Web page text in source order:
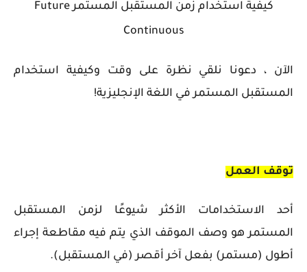
كيفية استخدام زمن المستقبل المستمر Future
Continuous
الآن ، دعونا نلقي نظرة على وقت وكيفية استخدام
المستقبل المستمر في اللغة الإنجليزية!
توقف العمل
أحد الاستخدامات الأكثر شيوعًا لزمن المستقبل
المستمر هو وصف الموقف الذي يتم فيه مقاطعة إجراء
أطول (مستمر) بفعل آخر أقصر (في المستقبل).